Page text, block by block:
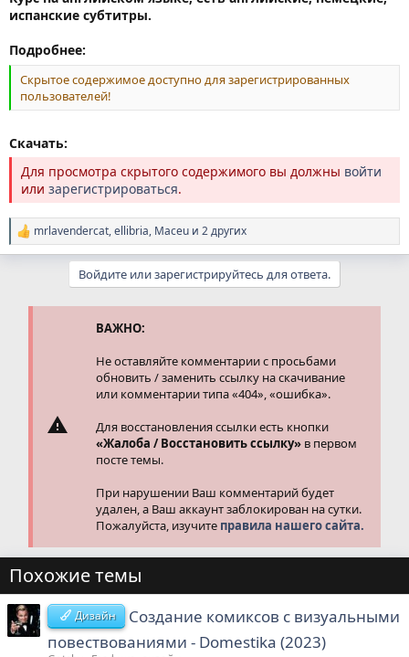
испанские субтитры.
Подробнее:
Скрытое содержимое доступно для зарегистрированных
пользователей!
Скачать:
Для просмотра скрытого содержимого вы должны войти
или зарегистрироваться.
Р
е
mrlavendercat,ellibria, Maceu и 2 других
Войдите или зарегистрируйтесь для ответа.
ВАЖНО:
Не оставляйте комментарии с просьбами
обновить / заменить ссылку на скачивание
или комментарии типа «404», «ошибка».
Для восстановления ссылки есть кнопки
«Жалоба / Восстановить ссылку» в первом
посте темы.
При нарушении Ваш комментарий будет
удален, а Ваш аккаунт заблокирован на сутки.
Пожалуйста, изучите правила нашего сайта.
Похожие темы
Дизайн
Создание комиксов с визуальными
повествованиями - Domestika (2023)